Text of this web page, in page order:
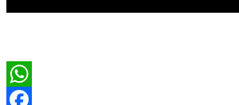
WhatsApp